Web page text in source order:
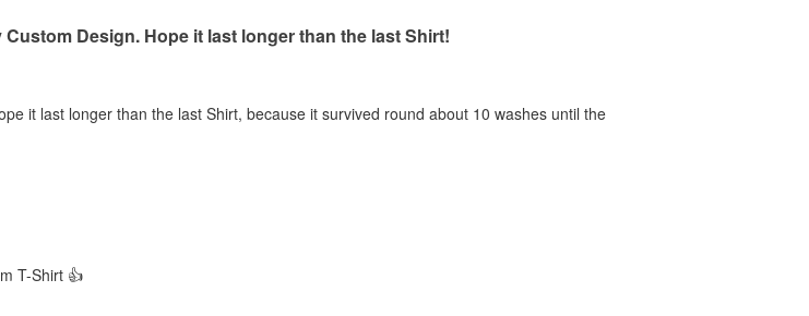
Design. Hope it last longer than the last Shirt!
it last longer than the last Shirt, because it survived round about 10 washes until the
T-Shirt 👍